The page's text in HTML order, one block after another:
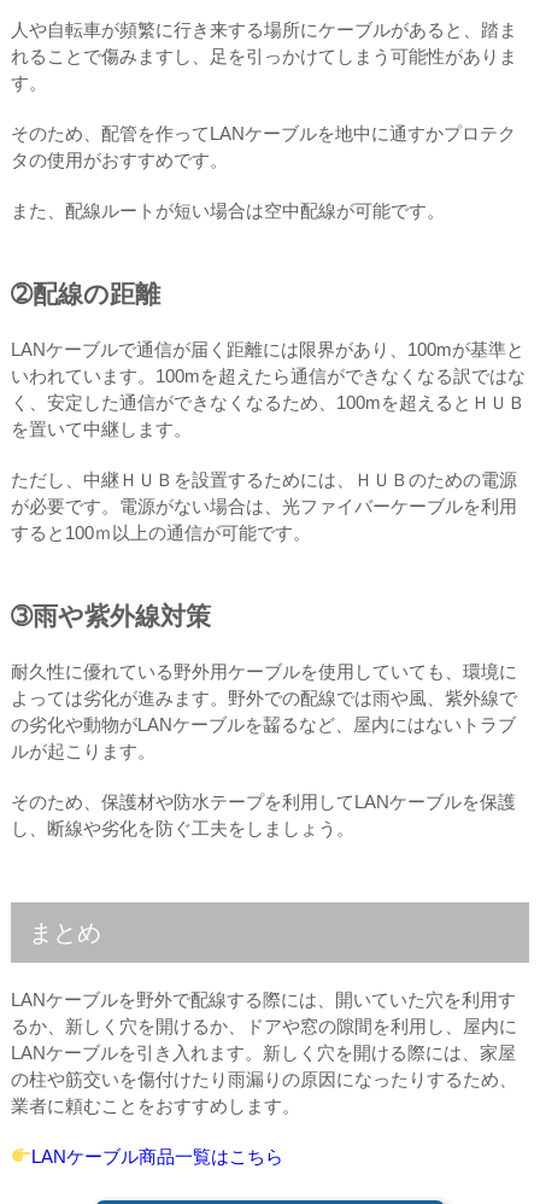
人や自転車が頻繁に行き来する場所にケーブルがあると、踏ま
れることで傷みますし、足を引っかけてしまう可能性がありま
す。
そのため、配管を作ってLANケーブルを地中に通すかプロテク
タの使用がおすすめです。
また、配線ルートが短い場合は空中配線が可能です。
➁配線の距離
LANケーブルで通信が届く距離には限界があり、100mが基準と
いわれています。100mを超えたら通信ができなくなる訳ではな
く、安定した通信ができなくなるため、100mを超えるとＨＵＢ
を置いて中継します。
ただし、中継ＨＵＢを設置するためには、ＨＵＢのための電源
が必要です。電源がない場合は、光ファイバーケーブルを利用
すると100ｍ以上の通信が可能です。
➂雨や紫外線対策
耐久性に優れている野外用ケーブルを使用していても、環境に
よっては劣化が進みます。野外での配線では雨や風、紫外線で
の劣化や動物がLANケーブルを齧るなど、屋内にはないトラブ
ルが起こります。
そのため、保護材や防水テープを利用してLANケーブルを保護
し、断線や劣化を防ぐ工夫をしましょう。
まとめ
LANケーブルを野外で配線する際には、開いていた穴を利用す
るか、新しく穴を開けるか、ドアや窓の隙間を利用し、屋内に
LANケーブルを引き入れます。新しく穴を開ける際には、家屋
の柱や筋交いを傷付けたり雨漏りの原因になったりするため、
業者に頼むことをおすすめします。
LANケーブル商品一覧はこちら